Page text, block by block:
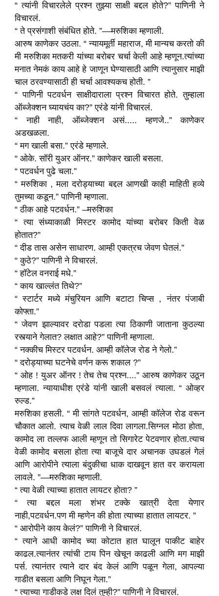
“ त्यांनी विचारलेले प्रश्न तुझ्या साक्षी बद्दल होते?” पाणिनी ने
विचारलं.
“ ते प्रसंगाशी संबंधित होते. ”—मरुशिका म्हणाली.
आरुष काणेकर उठला. “ न्यायमूर्ती महाराज, मी मान्यच करतो की
मी मरुशिका मतकरी यांच्या बरोबर चर्चा केली आहे म्हणून.त्यांच्या
मनात नेमकं काय आहे हे जाणून घेण्यासाठी आणि त्यानुसार माझी
चाल ठरवण्यासाठी ही चर्चा आवश्यकच होती. ”
“ पाणिनी पटवर्धन साक्षीदाराला प्रश्न विचारत होते. तुम्हाला
ऑब्जेक्शन घ्यायचंय का?” एरंडे यांनी विचारलं.
“ नाही नाही, ऑब्जेक्शन असं..... म्हणजे..” काणेकर
अडखळला.
“ मग खाली बसा.” एरंडे म्हणाले.
“ ओके. सॉरी युअर ऑनर.” काणेकर खाली बसला.
“ पटवर्धन पुढे चला.”
“ मरुशिका , मला दरोड्याच्या बद्दल आणखी काही माहिती हव्ये
तुमच्या कडून.” पाणिनी म्हणाला.
“ ठीक आहे पटवर्धन.” –मरुशिका
“ त्या संध्याकाळी मिस्टर कामोद यांच्या बरोबर किती वेळ
होतात?”
“ दीड तास असेन साधारण. आम्ही एकत्रच जेवण घेतलं.”
“ कुठे?” पाणिनी ने विचारलं.
“ हॉटेल वनराई मधे.”
“ काय खाल्लंत तिथे?”
“ स्टार्टर मध्ये मंचुरियन आणि बटाटा चिप्स , नंतर पंजाबी
कोफ्ता.”
“ जेवण झाल्यावर दरोडा पडला त्या ठिकाणी जाताना कुठल्या
रस्त्याने गेलात? लक्षात आहे?” पाणिनी म्हणाला.
“ नक्कीच मिस्टर पटवर्धन. आम्ही कॉलेज रोड ने गेलो.”
“ दरोड्याच्या घटनेचे वर्णन करू शकाल ?”
“ ओह ! युअर ऑनर ! तेच तेच प्रश्न....” आरुष काणेकर उठून
म्हणाला. न्यायाधीश एरंडे यांनी खाली बसवलं त्याला. “ ओव्हर
रुल्ड.”
मरुशिका हसली. “ मी सांगते पटवर्धन, आम्ही कॉलेज रोड वरून
चौकात आलो. त्याच वेळी लाल दिवा लागला.सिग्नल मोठा होता,
कामोद ला तल्लफ आली म्हणून तो सिगारेट पेटवणार होता.त्याच
वेळी कामोद बसला होता त्या बाजूचे दार अचानक उघडलं गेलं
आणि आरोपीने त्याला बंदुकीचा धाक दाखवून हात वर करायला
लावले. ”—मरुशिका म्हणाली.
“ त्या वेळी त्याच्या हातात लायटर होता? ”
“ त्या बद्दल मला शंभर टक्के खात्री देता येणार
नाही,पटवर्धन.पण मी म्हणेन की होता त्याच्या हातात लायटर. ”
“ आरोपीने काय केलं?” पाणिनी ने विचारलं.
“ त्याने आधी कामोद च्या कोटात हात घालून पाकीट बाहेर
काढल.त्यानंतर त्यांची टाय पिन खेचून काढली आणि मग माझी
पर्स. त्यानंतर त्याने दार बंद केलं आणि पळून गेला, आपल्या
गाडीत बसला आणि निघून गेला.”
“ त्याच्या गाडीकडे लक्ष दिलं तुम्ही?” पाणिनी ने विचारलं.